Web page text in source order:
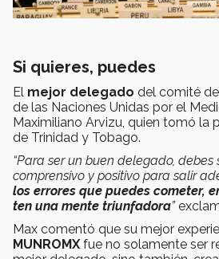
Si quieres, puedes
El mejor delegado del comité
de las Naciones Unidas por el
Maximiliano Arvizu, quien tomó la
de Trinidad y Tobago.
“Para ser un buen delegado, debes
comprensivo y positivo para salir
los errores que puedes cometer,
ten una mente triunfadora”
Max comentó que su mejor
MUNROMXfue no solamente ser